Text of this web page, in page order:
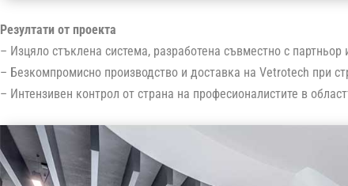
Резултати от проекта
– Изцяло стъклена система, разработена съвместно с
– Безкомпромисно производство и доставка на Vetrotech при
– Интензивен контрол от страна на професионалистите в